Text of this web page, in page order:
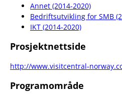
Annet (2014-2020)
Bedriftsutvikling for SMB
IKT (2014-2020)
Prosjektnettside
http://www.visitcentral-
Programområde